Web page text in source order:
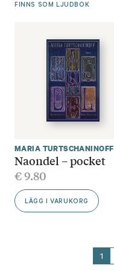
FINNS SOM LJUDBOK
MARIA TURTSCHANINOFF
Naondel – pocket
€9.80
LÄGG I VARUKORG
1